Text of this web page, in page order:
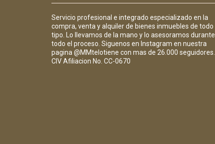
Servicio profesional e integrado especializado en la
compra, venta y alquiler de bienes inmuebles de todo
tipo. Lo llevamos de la mano y lo asesoramos durante
todo el proceso. Siguenos en Instagram en nuestra
pagina @MMtelotiene con mas de 26.000 seguidores.
CIV Afiliacion No. CC-0670